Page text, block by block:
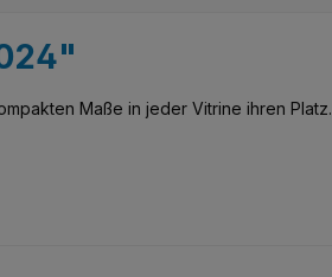
Maße in jeder Vitrine ihren Platz.